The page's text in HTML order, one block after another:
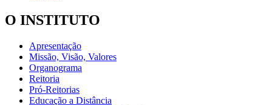
O INSTITUTO
Apresentação
Missão, Visão, Valores
Organograma
Reitoria
Pró-Reitorias
Educação a Distância